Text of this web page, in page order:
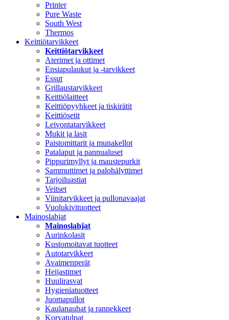
Printer
Pure Waste
South West
Thermos
Keittiötarvikkeet
Keittiötarvikkeet
Aterimet ja ottimet
Ensiapulaukut ja -tarvikkeet
Essut
Grillaustarvikkeet
Keittiölaitteet
Keittiöpyyhkeet ja tiskirätit
Keittiösetit
Leivontatarvikkeet
Mukit ja lasit
Paistomittarit ja munakellot
Patalaput ja pannualuset
Pippurimyllyt ja maustepurkit
Sammuttimet ja palohälyttimet
Tarjoiluastiat
Veitset
Viinitarvikkeet ja pullonavaajat
Vuolukivituotteet
Mainoslahjat
Mainoslahjat
Aurinkolasit
Kustomoitavat tuotteet
Autotarvikkeet
Avaimenperät
Heijastimet
Huulirasvat
Hygieniatuotteet
Juomapullot
Kaulanauhat ja rannekkeet
Korvatulpat